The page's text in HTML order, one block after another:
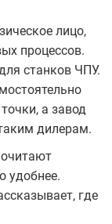
лицо,
процессов.
станков ЧПУ.
а завод
дилерам.
удобнее.
где